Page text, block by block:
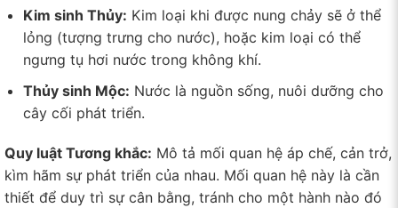
Kim sinh Thủy: Kim loại khi được nung chảy sẽ ở thể
lỏng (tượng trưng cho nước), hoặc kim loại có thể
ngưng tụ hơi nước trong không khí.
Thủy sinh Mộc: Nước là nguồn sống, nuôi dưỡng cho
cây cối phát triển.
Quy luật Tương khắc: Mô tả mối quan hệ áp chế, cản trở,
kìm hãm sự phát triển của nhau. Mối quan hệ này là cần
thiết để duy trì sự cân bằng, tránh cho một hành nào đó